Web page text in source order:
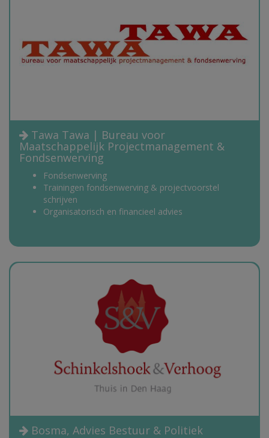
Tawa Tawa | Bureau voor
Maatschappelijk Projectmanagement &
Fondsenwerving
Fondsenwerving
Trainingen fondsenwerving & projectvoorstel
schrijven
Organisatorisch en financieel advies
Bosma, Advies Bestuur & Politiek